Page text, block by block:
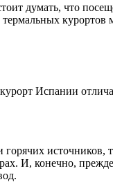
думать, что
Испании
источников,
И, конечно,